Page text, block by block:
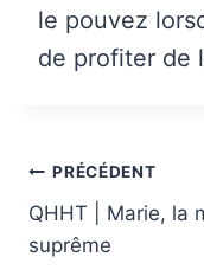
le pouvez
de profiter de
Navigation
de
l’article
PRÉCÉDENT
QHHT | Marie, la
suprême